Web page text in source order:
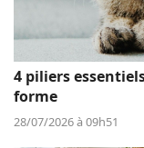
4 piliers
forme
28/07/2026 à 09h51